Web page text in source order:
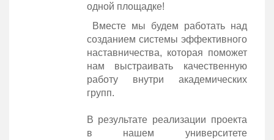
одной площадке!
Вместе мы будем работать над
созданием системы эффективного
наставничества, которая поможет
нам выстраивать качественную
работу внутри академических
групп.
В результате реализации проекта
в нашем университете